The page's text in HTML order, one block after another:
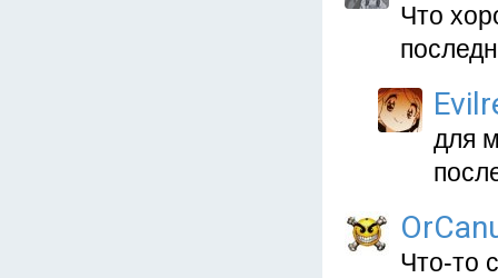
Что
для
Что-то